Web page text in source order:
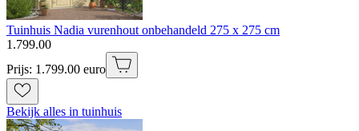
Tuinhuis Nadia vurenhout onbehandeld 275 x 275 cm
1 .799.00
Prijs: 1.799.00 euro
Bekijk alles in tuinhuis